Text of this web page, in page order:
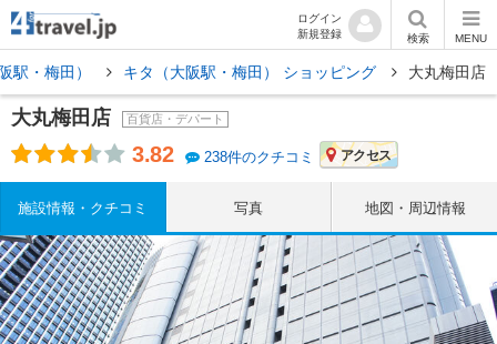
ログイン
新規登録
検索 MENU
駅・梅田） キタ（大阪駅・梅田） ショッピング 大丸梅田店
大丸梅田店 百貨店・デパート
3.82 238件のクチコミ アクセス
施設情報・クチコミ 写真 地図・周辺情報